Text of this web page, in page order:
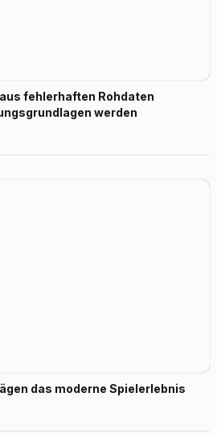
fehlerhaften Rohdaten
werden
das moderne Spielerlebnis